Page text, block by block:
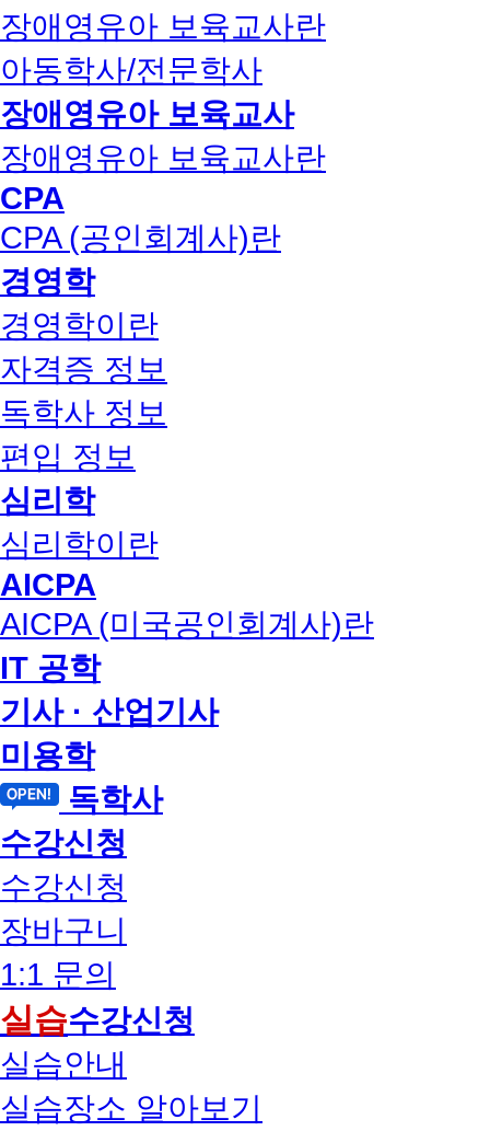
장애영유아 보육교사란
아동학사/전문학사
장애영유아 보육교사
장애영유아 보육교사란
CPA
CPA (공인회계사)란
경영학
경영학이란
자격증 정보
독학사 정보
편입 정보
심리학
심리학이란
AICPA
AICPA (미국공인회계사)란
IT 공학
기사 · 산업기사
미용학
독학사
수강신청
수강신청
장바구니
1:1 문의
실습수강신청
실습안내
실습장소 알아보기